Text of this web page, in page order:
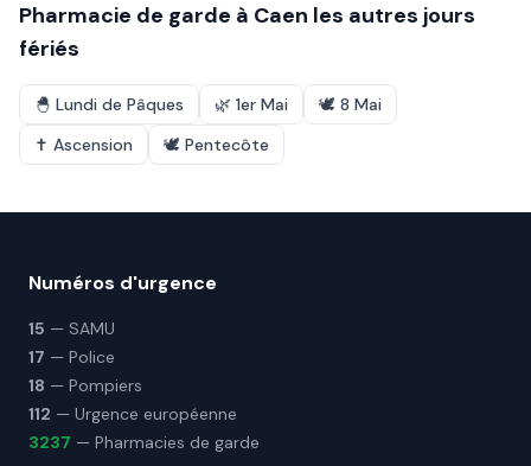
Pharmacie de garde à Caen les autres jours
fériés
🐣 Lundi de Pâques 🌿 1er Mai 🕊️ 8 Mai
✝️ Ascension 🕊️ Pentecôte
Numéros d'urgence
15 — SAMU
17 — Police
18 — Pompiers
112 — Urgence européenne
3237 — Pharmacies de garde